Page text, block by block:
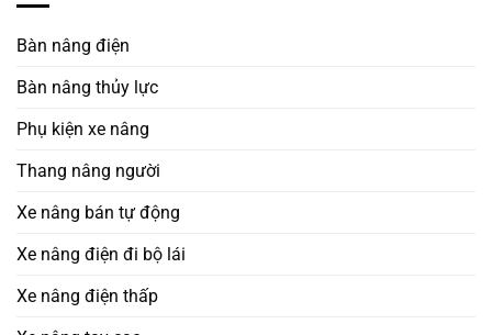
Bàn nâng điện
Bàn nâng thủy lực
Phụ kiện xe nâng
Thang nâng người
Xe nâng bán tự động
Xe nâng điện đi bộ lái
Xe nâng điện thấp